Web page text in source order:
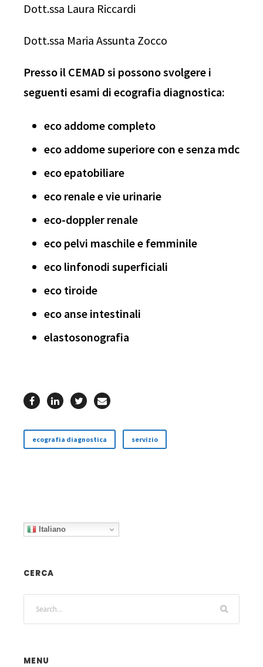
Dott.ssa Laura Riccardi
Dott.ssa Maria Assunta Zocco
Presso il CEMAD si possono svolgere i
seguenti esami di ecografia diagnostica:
eco addome completo
eco addome superiore con e senza mdc
eco epatobiliare
eco renale e vie urinarie
eco-doppler renale
eco pelvi maschile e femminile
eco linfonodi superficiali
eco tiroide
eco anse intestinali
elastosonografia
ecografia diagnostica servizio
Italiano
CERCA
MENU